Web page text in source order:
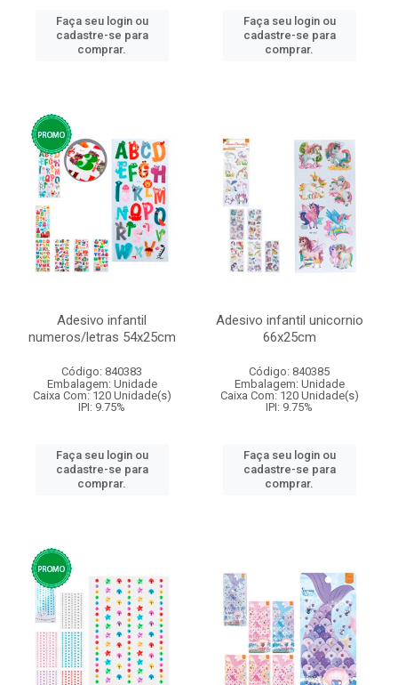
Faça seu login ou
cadastre-se para
comprar.
Faça seu login ou
cadastre-se para
comprar.
Adesivo infantil
numeros/letras 54x25cm
Código: 840383
Embalagem: Unidade
Caixa Com: 120 Unidade(s)
IPI: 9.75%
Faça seu login ou
cadastre-se para
comprar.
Adesivo infantil unicornio
66x25cm
Código: 840385
Embalagem: Unidade
Caixa Com: 120 Unidade(s)
IPI: 9.75%
Faça seu login ou
cadastre-se para
comprar.